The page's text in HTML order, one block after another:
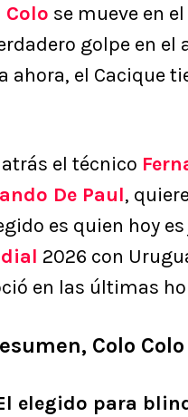
Colo se mueve en el
golpe en el
ahora, el Cacique
el técnico
De Paul,
es quien hoy
2026 con
en las últimas
Colo
elegido para